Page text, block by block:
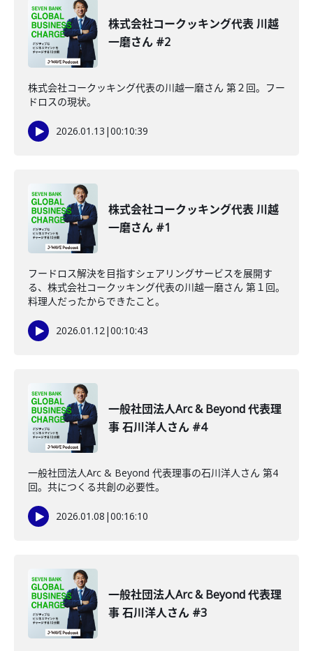
株式会社コークッキング代表 川越
一磨さん #2
株式会社コークッキング代表の川越一磨さん 第２回。フー
ドロスの現状。
2026.01.13 |00:10:39
株式会社コークッキング代表 川越
一磨さん #1
フードロス解決を目指すシェアリングサービスを展開す
る、株式会社コークッキング代表の川越一磨さん 第１回。
料理人だったからできたこと。
2026.01.12|00:10:43
一般社団法人Arc & Beyond 代表理
事 石川洋人さん #4
一般社団法人Arc & Beyond 代表理事の石川洋人さん 第4
回。共につくる共創の必要性。
2026.01.08 |00:16:10
一般社団法人Arc & Beyond 代表理
事 石川洋人さん #3